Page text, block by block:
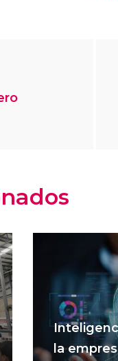
la